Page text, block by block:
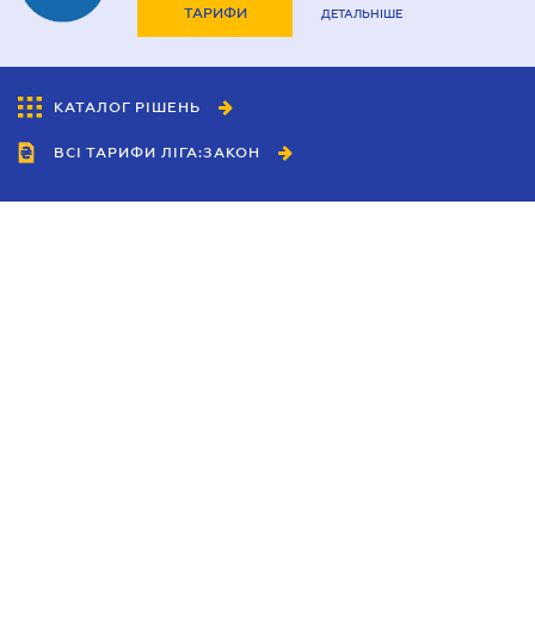
ТАРИФИ ДЕТАЛЬНІШЕ
КАТАЛОГ РІШЕНЬ
ВСІ ТАРИФИ ЛІГА:ЗАКОН